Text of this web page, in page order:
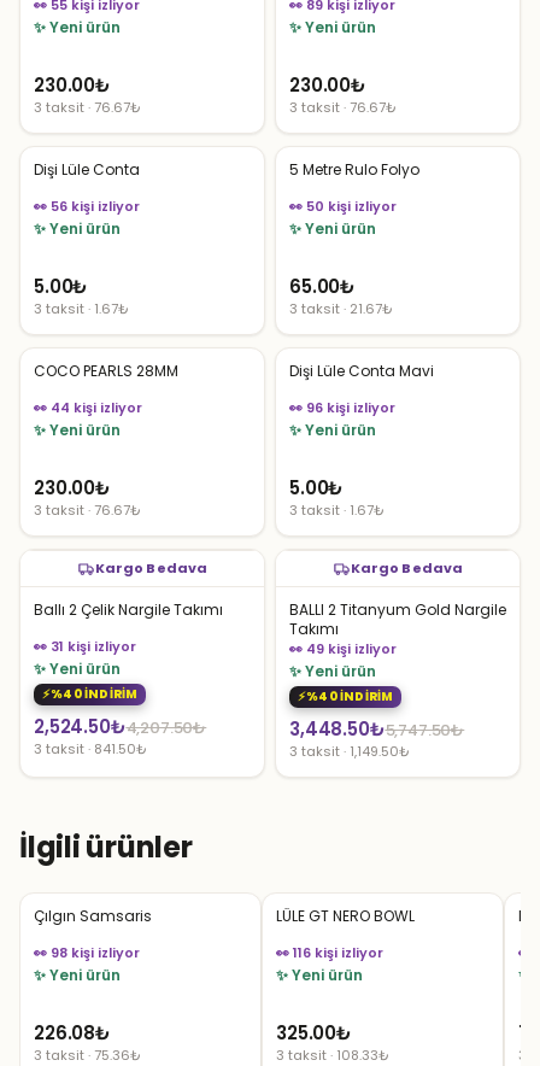
👀 55 kişi izliyor
✨ Yeni ürün
230.00₺
3 taksit · 76.67₺
👀 89 kişi izliyor
✨ Yeni ürün
230.00₺
3 taksit · 76.67₺
Dişi Lüle Conta
👀 56 kişi izliyor
✨ Yeni ürün
5.00₺
3 taksit · 1.67₺
5 Metre Rulo Folyo
👀 50 kişi izliyor
✨ Yeni ürün
65.00₺
3 taksit · 21.67₺
COCO PEARLS 28MM
👀 44 kişi izliyor
✨ Yeni ürün
230.00₺
3 taksit · 76.67₺
Dişi Lüle Conta Mavi
👀 96 kişi izliyor
✨ Yeni ürün
5.00₺
3 taksit · 1.67₺
Kargo Bedava
Ballı 2 Çelik Nargile Takımı
👀 31 kişi izliyor
✨ Yeni ürün
%40 İNDİRİM
4,207.50₺
Orijinal
fiyat:
2,524.50₺
Şu
andaki
3 taksit · 841.50₺
Kargo Bedava
BALLI 2 Titanyum Gold Nargile
Takımı
👀 49 kişi izliyor
✨ Yeni ürün
%40 İNDİRİM
5,747.50₺
Orijinal
fiyat:
3,448.50₺
Şu
andaki
3 taksit · 1,149.50₺
İlgili ürünler
Çılgın Samsaris
👀 98 kişi izliyor
✨ Yeni ürün
226.08₺
3 taksit · 75.36₺
LÜLE GT NERO BOWL
👀 116 kişi izliyor
✨ Yeni ürün
325.00₺
3 taksit · 108.33₺
👀
✨
3